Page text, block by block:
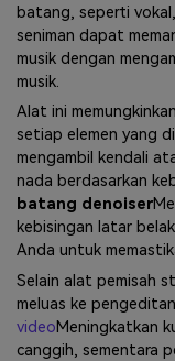
batang, seperti
seniman dapat
musik dengan
musik.
Alat ini
setiap elemen yang
mengambil kendali
nada berdasarkan
batang denoiser
kebisingan latar
Anda untuk
Selain alat pemisah
meluas ke
videoMeningkatkan
canggih, sementara